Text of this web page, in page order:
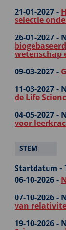
21-01-2027 -
selectie
26-01-2027 -
wetenschap
09-03-2027 -
11-03-2027 -
de Life
04-05-2027 -
voor
STEM
Startdatum -
06-10-2026 -
07-10-2026 -
van
19-10-2026 -